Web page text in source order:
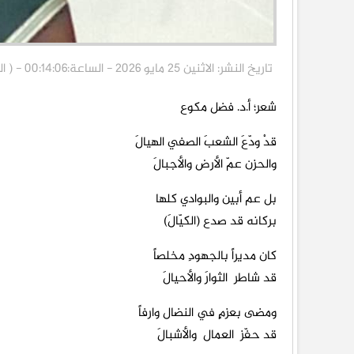
تاريخ النشر: الاثنين 25 مايو 2026 - الساعة:00:14:06 - ( الناقد برس ) خاص
شعر؛ أ.د. فضل مكوع
قدْ ودّعَ الشعبَ الصفي الهيالَ
والحزن عمّ الأرض والأجبالَ
بل عم أبين والبوادي كلها
بركانه قد صدع (الكيّالَ)
كان مديراً بالجهودِ مخلصاً
قد شاطر الثوارَ والأحيالَ
ومضى بعزمٍ في النضال وارفاً
قد حفّز العمال والأشبالَ